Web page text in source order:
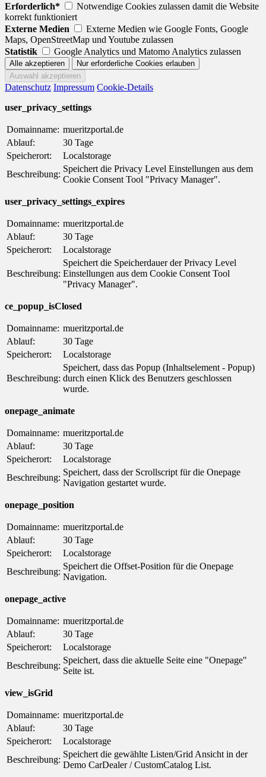
Erforderlich*
Notwendige Cookies zulassen damit die Website
korrekt funktioniert
Externe Medien
Externe Medien wie Google Fonts, Google
Maps, OpenStreetMap und Youtube zulassen
Statistik
Google Analytics und Matomo Analytics zulassen
Datenschutz Impressum Cookie-Details
user_privacy_settings
Domainname: mueritzportal.de
Ablauf:
30 Tage
Speicherort:
Localstorage
Beschreibung:
Speichert die Privacy Level Einstellungen aus dem
Cookie Consent Tool "Privacy Manager".
user_privacy_settings_expires
Domainname: mueritzportal.de
Ablauf:
30 Tage
Speicherort:
Localstorage
Beschreibung:
Speichert die Speicherdauer der Privacy Level
Einstellungen aus dem Cookie Consent Tool
"Privacy Manager".
ce_popup_isClosed
Domainname: mueritzportal.de
Ablauf:
30 Tage
Speicherort:
Localstorage
Beschreibung:
Speichert, dass das Popup (Inhaltselement - Popup)
durch einen Klick des Benutzers geschlossen
wurde.
onepage_animate
Domainname: mueritzportal.de
Ablauf:
30 Tage
Speicherort:
Localstorage
Beschreibung:
Speichert, dass der Scrollscript für die Onepage
Navigation gestartet wurde.
onepage_position
Domainname: mueritzportal.de
Ablauf:
30 Tage
Speicherort:
Localstorage
Beschreibung:
Speichert die Offset-Position für die Onepage
Navigation.
onepage_active
Domainname: mueritzportal.de
Ablauf:
30 Tage
Speicherort:
Localstorage
Beschreibung:
Speichert, dass die aktuelle Seite eine "Onepage"
Seite ist.
view_isGrid
Domainname: mueritzportal.de
Ablauf:
30 Tage
Speicherort:
Localstorage
Beschreibung:
Speichert die gewählte Listen/Grid Ansicht in der
Demo CarDealer / CustomCatalog List.